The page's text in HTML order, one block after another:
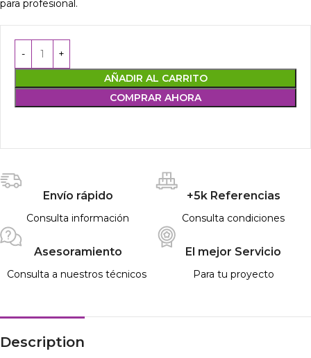
para profesional.
AÑADIR AL CARRITO
COMPRAR AHORA
Envío rápido
Consulta información
+5k Referencias
Consulta condiciones
Asesoramiento
Consulta a nuestros técnicos
El mejor Servicio
Para tu proyecto
Description